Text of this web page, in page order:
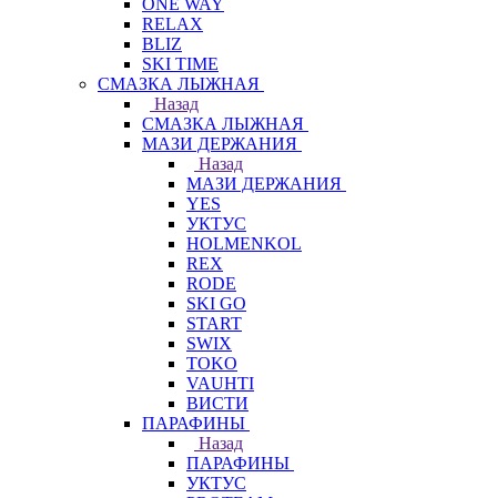
ONE WAY
RELAX
BLIZ
SKI TIME
СМАЗКА ЛЫЖНАЯ
Назад
СМАЗКА ЛЫЖНАЯ
МАЗИ ДЕРЖАНИЯ
Назад
МАЗИ ДЕРЖАНИЯ
YES
УКТУС
HOLMENKOL
REX
RODE
SKI GO
START
SWIX
TOKO
VAUHTI
ВИСТИ
ПАРАФИНЫ
Назад
ПАРАФИНЫ
УКТУС